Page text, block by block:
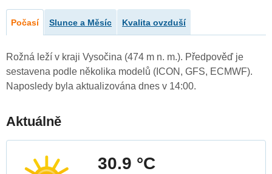
Počasí Slunce a Měsíc Kvalita ovzduší
Rožná leží v kraji Vysočina (474 m n. m.). Předpověď je
sestavena podle několika modelů (ICON, GFS, ECMWF).
Naposledy byla aktualizována dnes v 14:00.
Aktuálně
30.9 °C